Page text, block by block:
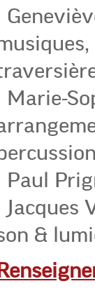
Marie-
Paul
Jacques
&